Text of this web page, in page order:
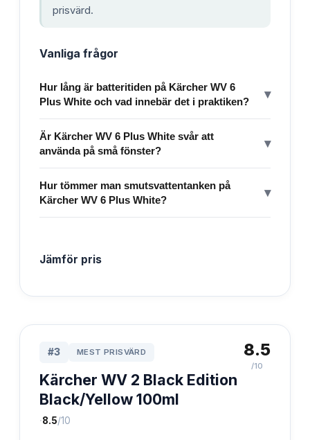
prisvärd.
Vanliga frågor
Hur lång är batteritiden på Kärcher WV 6
Plus White och vad innebär det i praktiken?
▾
Är Kärcher WV 6 Plus White svår att
använda på små fönster?
▾
Hur tömmer man smutsvattentanken på
Kärcher WV 6 Plus White?
▾
Jämför pris
#3 MEST PRISVÄRD
Kärcher WV 2 Black Edition
Black/Yellow 100ml
·8.5/10
8.5
/10